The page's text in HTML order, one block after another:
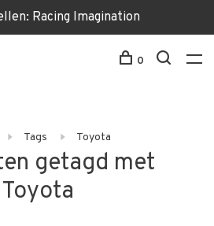
Racing Imagination
0
Tags Toyota
getagd met
Toyota